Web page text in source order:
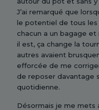
J’ai remarqué que
le potentiel de tous
chacun a un bagage
il est, ça change la
autres avaient
efforcée de me
de reposer davantage
quotidienne.
Désormais je me mets